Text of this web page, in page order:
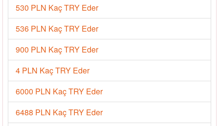
530 PLN Kaç TRY Eder
536 PLN Kaç TRY Eder
900 PLN Kaç TRY Eder
4 PLN Kaç TRY Eder
6000 PLN Kaç TRY Eder
6488 PLN Kaç TRY Eder